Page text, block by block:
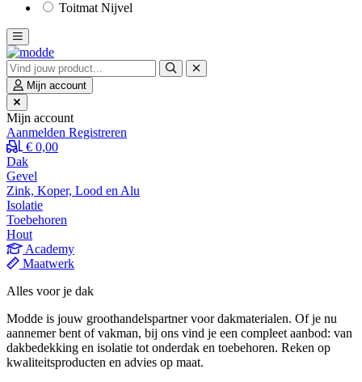
Toitmat Nijvel
Mijn account
Mijn account
Aanmelden Registreren
€ 0,00
Dak
Gevel
Zink, Koper, Lood en Alu
Isolatie
Toebehoren
Hout
Academy
Maatwerk
Alles voor je dak
Modde is jouw groothandelspartner voor dakmaterialen. Of je nu
aannemer bent of vakman, bij ons vind je een compleet aanbod: van
dakbedekking en isolatie tot onderdak en toebehoren. Reken op
kwaliteitsproducten en advies op maat.